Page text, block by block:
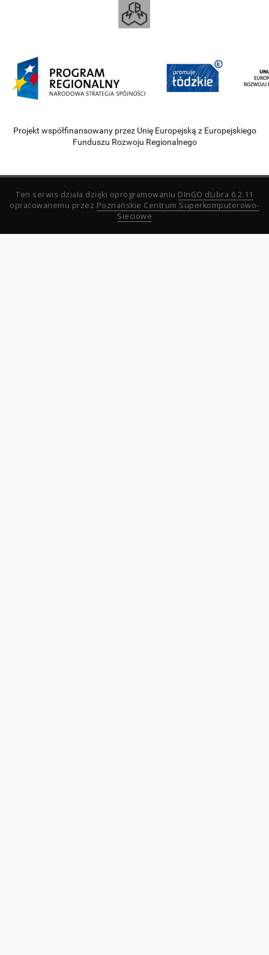
Projekt współfinansowany przez Unię Europejską z Europejskiego
Funduszu Rozwoju Regionalnego
Ten serwis działa dzięki oprogramowaniu DInGO dLibra 6.2.11
opracowanemu przez Poznańskie Centrum Superkomputerowo-
Sieciowe